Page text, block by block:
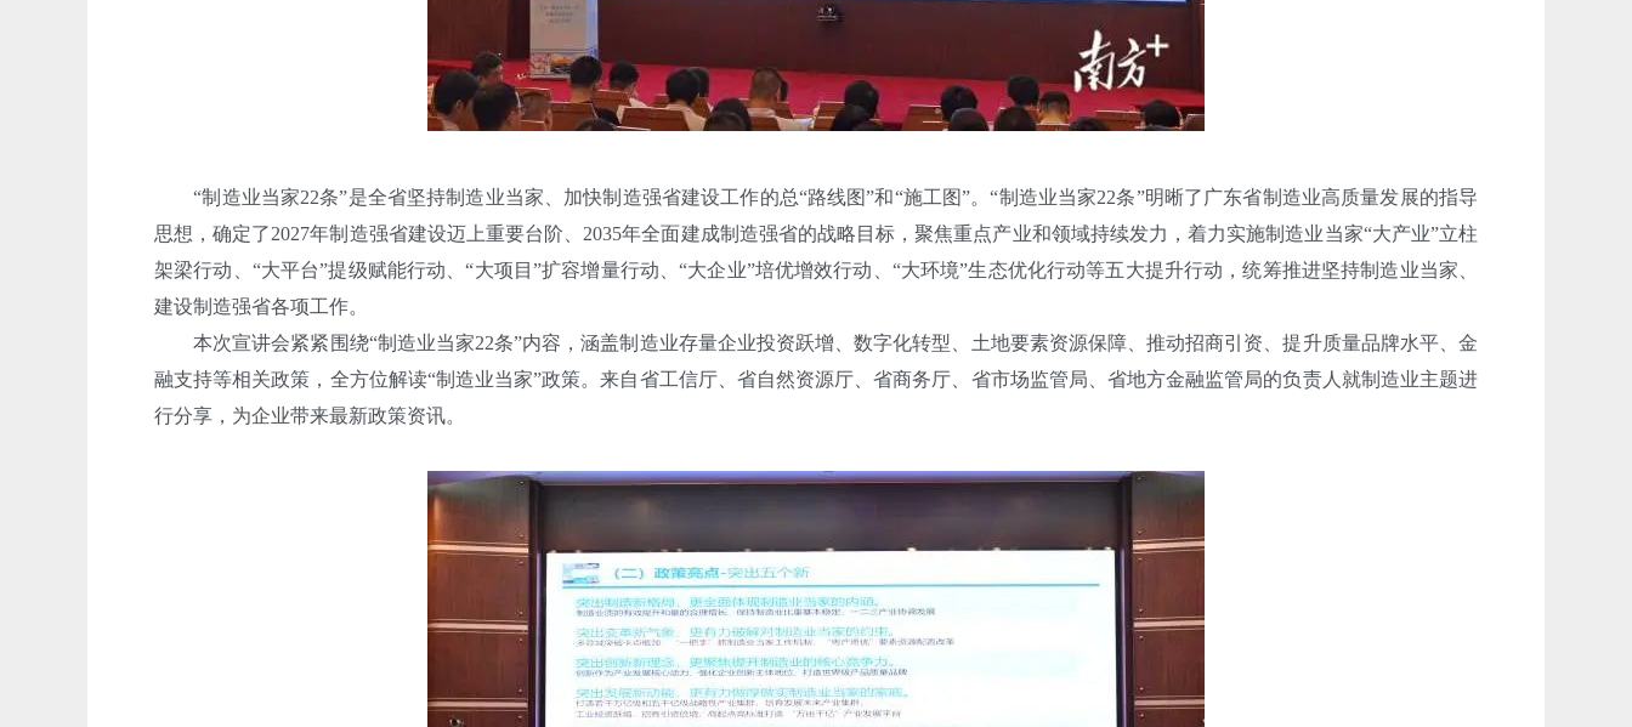
“制造业当家22条”是全省坚持制造业当家、加快制造强省建设工作的总“路线图”和“施工图”。“制造业当家22条”明晰了广东省制造业高质量发展的指导
思想，确定了2027年制造强省建设迈上重要台阶、2035年全面建成制造强省的战略目标，聚焦重点产业和领域持续发力，着力实施制造业当家“大产业”立柱
架梁行动、“大平台”提级赋能行动、“大项目”扩容增量行动、“大企业”培优增效行动、“大环境”生态优化行动等五大提升行动，统筹推进坚持制造业当家、
建设制造强省各项工作。
本次宣讲会紧紧围绕“制造业当家22条”内容，涵盖制造业存量企业投资跃增、数字化转型、土地要素资源保障、推动招商引资、提升质量品牌水平、金
融支持等相关政策，全方位解读“制造业当家”政策。来自省工信厅、省自然资源厅、省商务厅、省市场监管局、省地方金融监管局的负责人就制造业主题进
行分享，为企业带来最新政策资讯。